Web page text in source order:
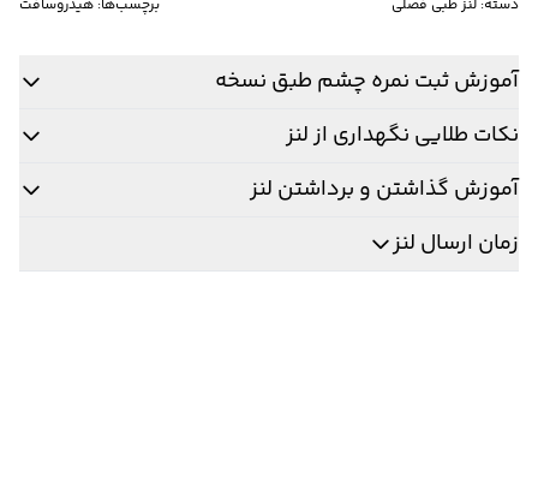
دسته: لنز طبی فصلی برچسب‌ها: هیدروسافت
آموزش ثبت نمره چشم طبق نسخه
نکات طلایی نگهداری از لنز
آموزش گذاشتن و برداشتن لنز
زمان ارسال لنز